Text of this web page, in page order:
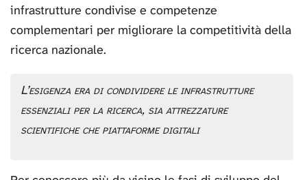
infrastrutture condivise e competenze
complementari per migliorare la competitività della
ricerca nazionale.
L’esigenza era di condividere le infrastrutture
essenziali per la ricerca, sia attrezzature
scientifiche che piattaforme digitali